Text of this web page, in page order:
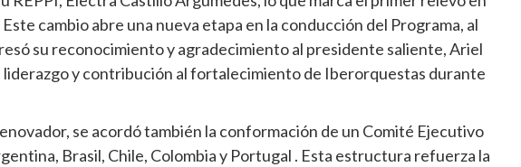
cambio abre una nueva etapa en la conducción del Programa, al
su reconocimiento y agradecimiento al presidente saliente, Ariel
liderazgo y contribución al fortalecimiento de Iberorquestas durante
se acordó también la conformación de un Comité Ejecutivo
Brasil, Chile, Colombia y Portugal . Esta estructura refuerza la